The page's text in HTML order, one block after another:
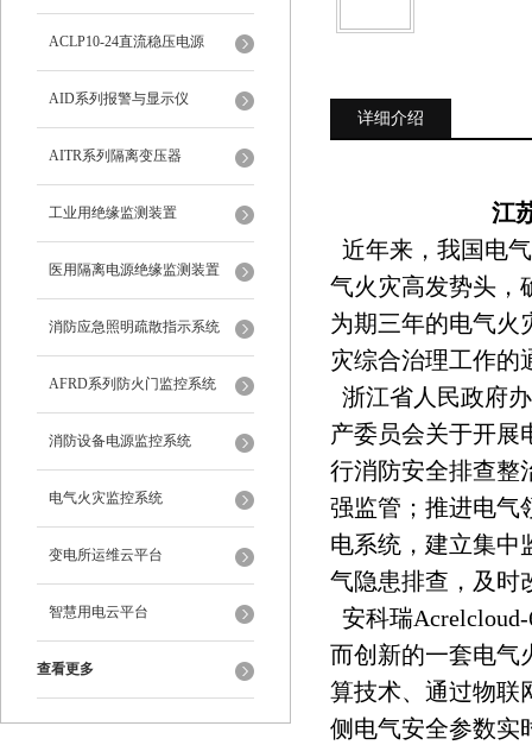
ACLP10-24直流稳压电源
AID系列报警与显示仪
AITR系列隔离变压器
工业用绝缘监测装置
医用隔离电源绝缘监测装置
消防应急照明疏散指示系统
AFRD系列防火门监控系统
消防设备电源监控系统
电气火灾监控系统
变电所运维云平台
智慧用电云平台
查看更多
详细介绍
江
近年来，我国电
气火灾高发势头，
为期三年的电气火
灾综合治理工作的
浙江省人民政府
产委员会关于开展
行消防安全排查整
强监管；推进电气
电系统，建立集中
气隐患排查，及时
安科瑞
而创新的一套电气
算技术、通过物联
侧电气安全参数实